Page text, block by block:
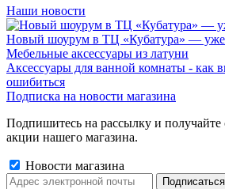
Наши новости
Новый шоурум в ТЦ «Кубатура» — уже
Мебельные аксессуары из латуни
Аксессуары для ванной комнаты - как
ошибиться
Подписка на новости магазина
Подпишитесь на рассылку и получайте
акции нашего магазина.
Новости магазина